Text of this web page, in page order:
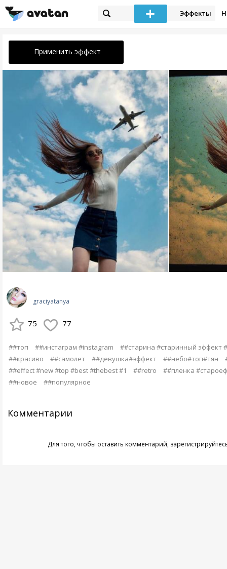
Эффекты
Применить эффект
graciyatanya
75 77
##топ ##инстаграм #instagram
##старина #старинный эффект
##красиво
##самолет ##девушка#эффект ##небо#топ#тян
##effect #new #top #best #thebest #1
##retro
##пленка
##новое
##популярное
Комментарии
Для того, чтобы оставить комментарий,